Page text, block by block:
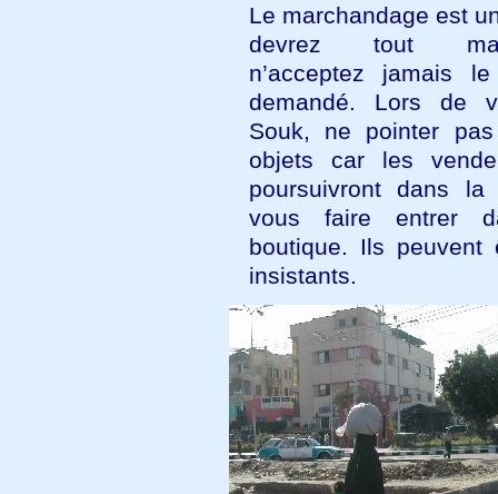
Le marchandage est
devrez tout
n’acceptez jamais
demandé. Lors de
Souk, ne pointer
objets car les
poursuivront dans
vous faire entrer
boutique. Ils peuvent
insistants.